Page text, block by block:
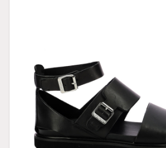
Demonia
Autres marques